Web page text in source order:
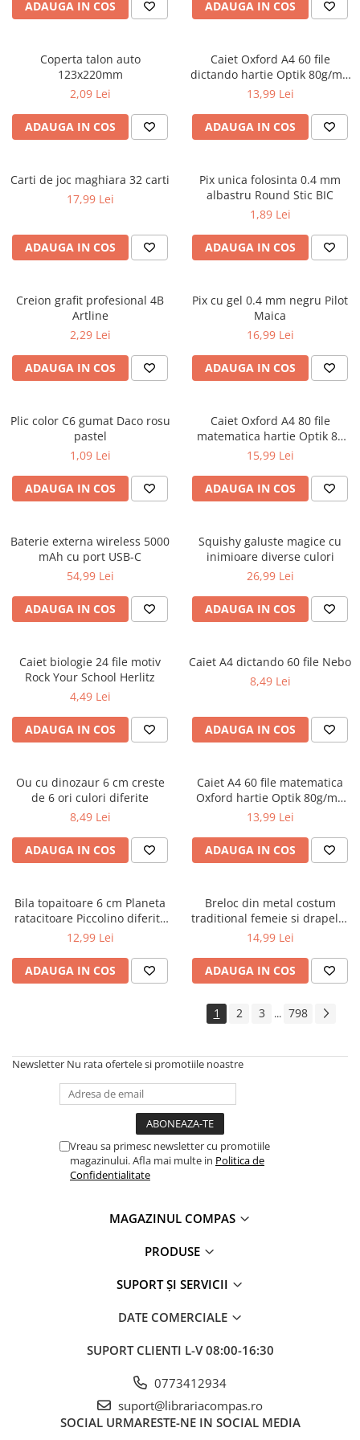
Caiete geografie și biologie
Caiete foi veline
Rezerve pentru caiete
Vocabulare
Blocuri de desen școlare
Hârtie pentru lucru manual
Rigle și Echere
Compasuri
Truse geometrie
Ghiozdane și rucsacuri
Ghiozdane școlare
Rucsacuri școlare și casual
Ghiozdane pentru grădinită
Penare
Penare echipate
Penare neechipate
Penare tip etui
Acuarele și pensule școlare
Pensule școlare
Pahare și palete pictură
ficțiune
Biografii și memorii
Parenting și educație
Sănătate și stil de viață
Artă și fotografie
Ghiduri și hărți
Afaceri și economie
Religie și spiritualitate
Gastronomie și hobby
Filosofie și eseuri
Dicționare și ghiduri de conversație
Literatură în limbi străine
Mine și rezerve
Corectoare și radiere
Instrumente de scris premium
Stilouri premium
Avioane de jucărie
Masinuțe cu telecomandă
Jucării de pluș
Jucării și articole pentru bebeluși
Jucării pentru bebeluși
Camera Bebe
Jucării pentru apă și baie
Outdoor
Roboți
ADAUGA IN COS ADAUGA IN COS
Coperta talon auto
123x220mm
2,09 Lei
ADAUGA IN COS
Caiet Oxford A4 60 file
dictando hartie Optik 80g/mp
Touch Pastel
13,99 Lei
ADAUGA IN COS
Carti de joc maghiara 32 carti
17,99 Lei
ADAUGA IN COS
Pix unica folosinta 0.4 mm
albastru Round Stic BIC
1,89 Lei
ADAUGA IN COS
Creion grafit profesional 4B
Artline
2,29 Lei
ADAUGA IN COS
Pix cu gel 0.4 mm negru Pilot
Maica
16,99 Lei
ADAUGA IN COS
Plic color C6 gumat Daco rosu
pastel
1,09 Lei
ADAUGA IN COS
Caiet Oxford A4 80 file
matematica hartie Optik 80
g/mp motiv Teenager
15,99 Lei
ADAUGA IN COS
Baterie externa wireless 5000
mAh cu port USB-C
54,99 Lei
ADAUGA IN COS
Squishy galuste magice cu
inimioare diverse culori
26,99 Lei
ADAUGA IN COS
Caiet biologie 24 file motiv
Rock Your School Herlitz
4,49 Lei
ADAUGA IN COS
Caiet A4 dictando 60 file Nebo
8,49 Lei
ADAUGA IN COS
Ou cu dinozaur 6 cm creste
de 6 ori culori diferite
8,49 Lei
ADAUGA IN COS
Caiet A4 60 file matematica
Oxford hartie Optik 80g/mp
motiv Touch Pastel
13,99 Lei
ADAUGA IN COS
Bila topaitoare 6 cm Planeta
ratacitoare Piccolino diferite
modele
12,99 Lei
ADAUGA IN COS
Breloc din metal costum
traditional femeie si drapelul
Romaniei 9 cm
14,99 Lei
ADAUGA IN COS
1 2 3 ... 798
Newsletter Nu rata ofertele si promotiile noastre
Vreau sa primesc newsletter cu promotiile
magazinului. Afla mai multe in Politica de
Confidentialitate
MAGAZINUL COMPAS
PRODUSE
SUPORT ȘI SERVICII
DATE COMERCIALE
SUPORT CLIENTI L-V 08:00-16:30
0773412934
suport@librariacompas.ro
SOCIAL URMARESTE-NE IN SOCIAL MEDIA